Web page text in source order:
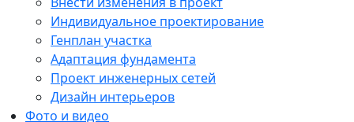
Индивидуальное проектирование
Генплан участка
Адаптация фундамента
Проект инженерных сетей
Дизайн интерьеров
Фото и видео